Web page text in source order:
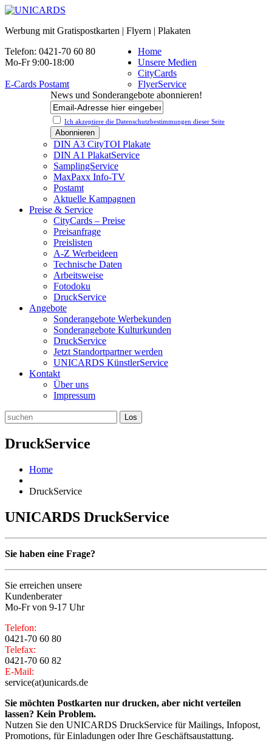
Werbung mit Gratispostkarten | Flyern | Plakaten
Telefon: 0421-70 60 80
Mo-Fr 9:00-18:00
E-Cards Postamt
News und Sonderangebote abonnieren!
Ich akzeptiere die Datenschutz­bestimmungen dieser Seite
Home
Unsere Medien
CityCards
FlyerService
DIN A3 CityTOI Plakate
DIN A1 PlakatService
SamplingService
MaxPaxx Info-TV
Postamt
Aktuelle Kampagnen
Preise & Service
CityCards – Preise
Preisanfrage
Preislisten
A-Z Werbeideen
Technische Daten
Arbeitsweise
Fotodoku
DruckService
Angebote
Sonderangebote Werbekunden
Sonderangebote Kulturkunden
DruckService
Jetzt Standortpartner werden
UNICARDS KünstlerService
Kontakt
Über uns
Impressum
DruckService
Home
DruckService
UNICARDS DruckService
Sie haben eine Frage?
Sie erreichen unsere
Kundenberater
Mo-Fr von 9-17 Uhr
Telefon:
0421-70 60 80
Telefax:
0421-70 60 82
E-Mail:
service(at)unicards.de
Sie möchten Postkarten nur drucken, aber nicht verteilen
lassen? Kein Problem.
Nutzen Sie den UNICARDS DruckService für Mailings, Infopost,
Promotions, für Einladungen oder Ihre Geschäftsaustattung.